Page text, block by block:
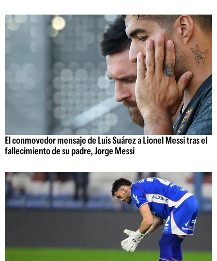
El conmovedor mensaje de Luis Suárez a Lionel Messi tras el
fallecimiento de su padre, Jorge Messi